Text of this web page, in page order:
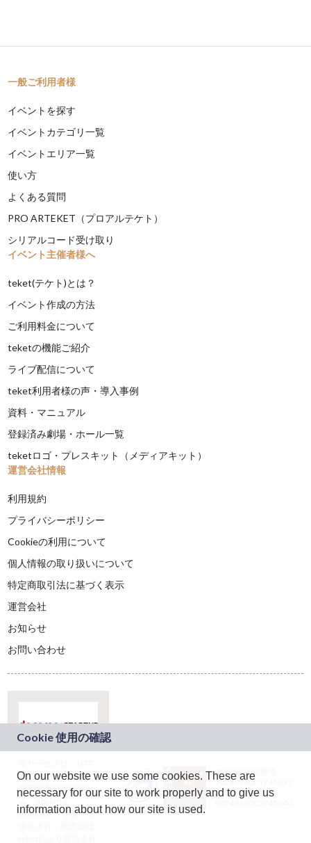
一般ご利用者様
イベントを探す
イベントカテゴリ一覧
イベントエリア一覧
使い方
よくある質問
PRO ARTEKET（プロアルテケト）
シリアルコード受け取り
イベント主催者様へ
teket(テケト)とは？
イベント作成の方法
ご利用料金について
teketの機能ご紹介
ライブ配信について
teket利用者様の声・導入事例
資料・マニュアル
登録済み劇場・ホール一覧
teketロゴ・プレスキット（メディアキット）
運営会社情報
利用規約
プライバシーポリシー
Cookieの利用について
個人情報の取り扱いについて
特定商取引法に基づく表示
運営会社
お知らせ
お問い合わせ
ドコモグループの新
規事業創出プログラ
ム「docomo
STARTUP」を通じて
JASRAC許諾番号：
9024936001Y45037
JASRAC許諾番号：
On our website we use some cookies. These are
necessary for our site to work properly and to give us
information about how our site is used.